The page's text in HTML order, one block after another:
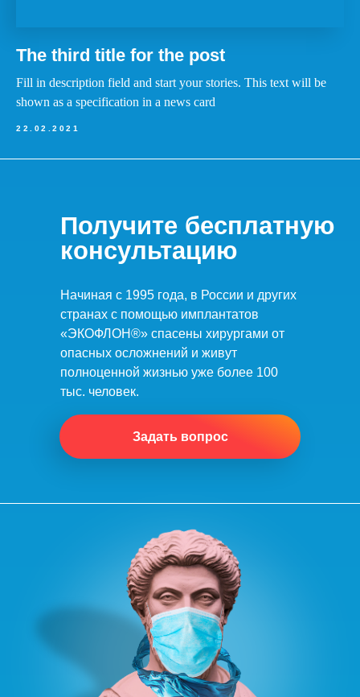
The third title for the post
Fill in description field and start your stories. This text will be
shown as a specification in a news card
22.02.2021
Получите бесплатную
консультацию
Задать вопрос
Начиная с 1995 года, в России и других
странах с помощью имплантатов
«ЭКОФЛОН®» спасены хирургами от
опасных осложнений и живут
полноценной жизнью уже более 100
тыс. человек.